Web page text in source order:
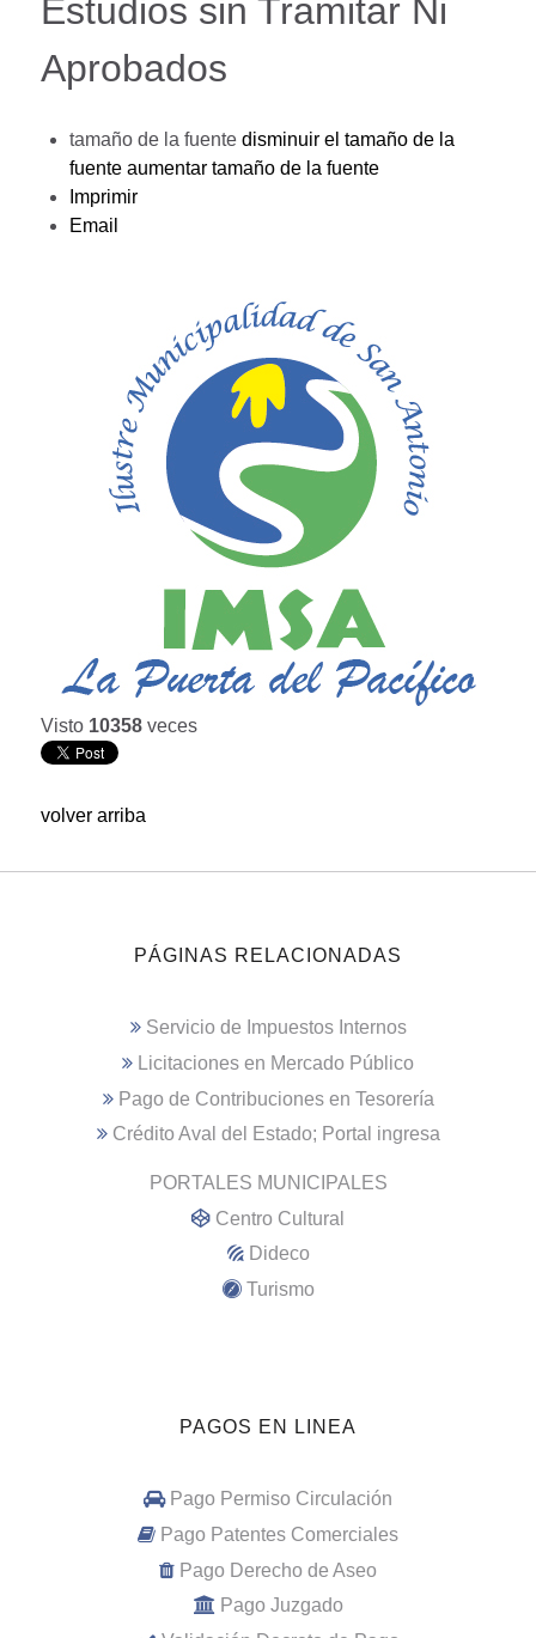
Estudios sin Tramitar Ni
Aprobados
tamaño de la fuente disminuir el tamaño de la
fuente aumentar tamaño de la fuente
Imprimir
Email
Visto 10358 veces
volver arriba
PÁGINAS RELACIONADAS
Servicio de Impuestos Internos
Licitaciones en Mercado Público
Pago de Contribuciones en Tesorería
Crédito Aval del Estado; Portal ingresa
PORTALES MUNICIPALES
Centro Cultural
Dideco
Turismo
PAGOS EN LINEA
Pago Permiso Circulación
Pago Patentes Comerciales
Pago Derecho de Aseo
Pago Juzgado